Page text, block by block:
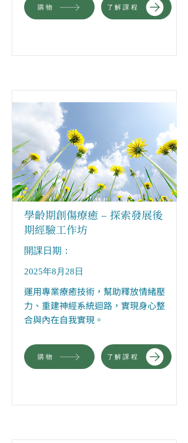
購物 了解課程
學齡期創傷療癒 – 探索發展後
期經驗工作坊
​開課日期：
2025年8月28日
運用專業療癒技術，幫助釋放情緒壓
力、重建神經系統迴路，實現身心整
合與內在自我實現。
購物 了解課程